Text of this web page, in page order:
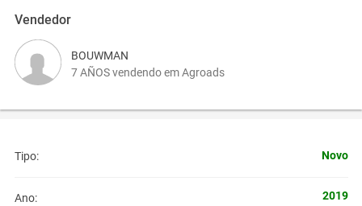
Vendedor
BOUWMAN
7 AÑOS vendendo em Agroads
Tipo: Novo
Ano: 2019